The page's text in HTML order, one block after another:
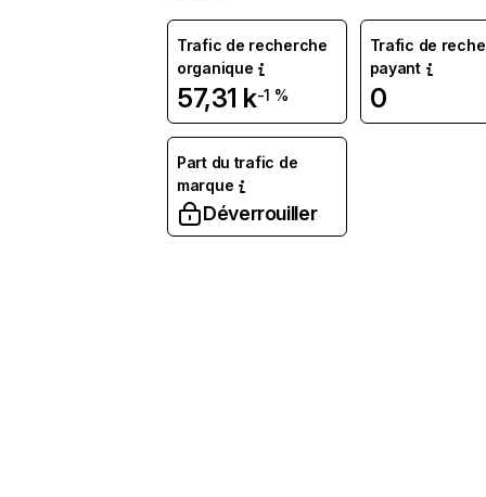
Trafic de recherche
organique
57,31 k-1 %
Trafic de
payant
0
Part du trafic de
marque
Déverrouiller